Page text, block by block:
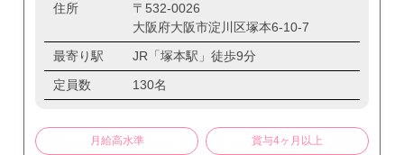
住所
〒532-0026
大阪府大阪市淀川区塚本6-10-7
最寄り駅
JR「塚本駅」徒歩9分
定員数
130名
月給高水準 賞与4ヶ月以上